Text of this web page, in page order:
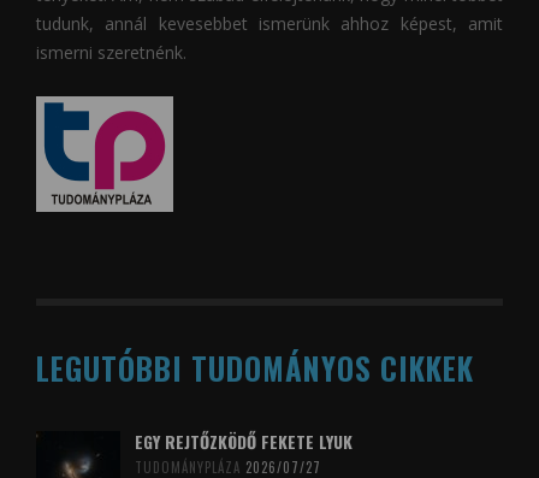
tudunk, annál kevesebbet ismerünk ahhoz képest, amit
ismerni szeretnénk.
LEGUTÓBBI TUDOMÁNYOS CIKKEK
EGY REJTŐZKÖDŐ FEKETE LYUK
TUDOMÁNYPLÁZA 2026/07/27